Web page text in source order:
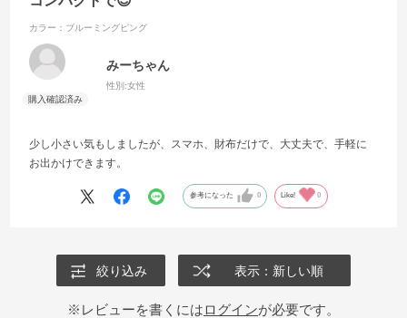
カラー：ブルーミングピング
みーちゃん
性別:女性
少し小さい気もしましたが、スマホ、財布だけで、大丈夫で、手軽に
お出かけできます。
参考になった 0 Like! 0
絞り込み 表示：新しい順
※レビューを書くにはログインが必要です。